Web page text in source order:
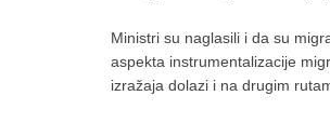
Ministri su naglasili i da su
aspekta instrumentalizacije
izražaja dolazi i na drugim